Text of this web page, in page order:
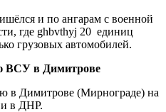
и по ангарам с военной
где ghbvthyj 20 единиц
грузовых автомобилей.
ВСУ в Димитрове
в Димитрове (Мирнограде) на
в ДНР.